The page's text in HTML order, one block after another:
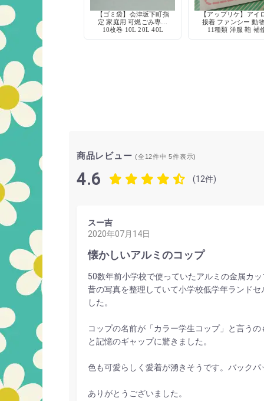
【ゴミ袋】会津坂下町指
定 家庭用 可燃ごみ専用
10枚巻 10L 20L 40L
【アップリケ】アイ
接着 ファンシー 動
11種類 洋服 鞄 補
商品レビュー(全12件中5件表示)
4.6 (12件)
スー吉
2020年07月14日
懐かしいアルミのコップ
50数年前小学校で使っていたアルミの金属カッ
昔の写真を整理していて小学校低学年ランド
した。
コップの名前が「カラー学生コップ」と言う
と記憶のギャップに驚きました。
色も可愛らしく愛着が湧きそうです。バック
ありがとうございました。